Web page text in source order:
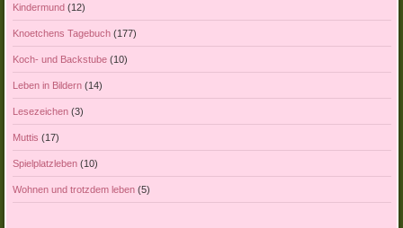
Kindermund(12)
Knoetchens Tagebuch(177)
Koch- und Backstube(10)
Leben in Bildern(14)
Lesezeichen(3)
Muttis (17)
Spielplatzleben(10)
Wohnen und trotzdem leben(5)